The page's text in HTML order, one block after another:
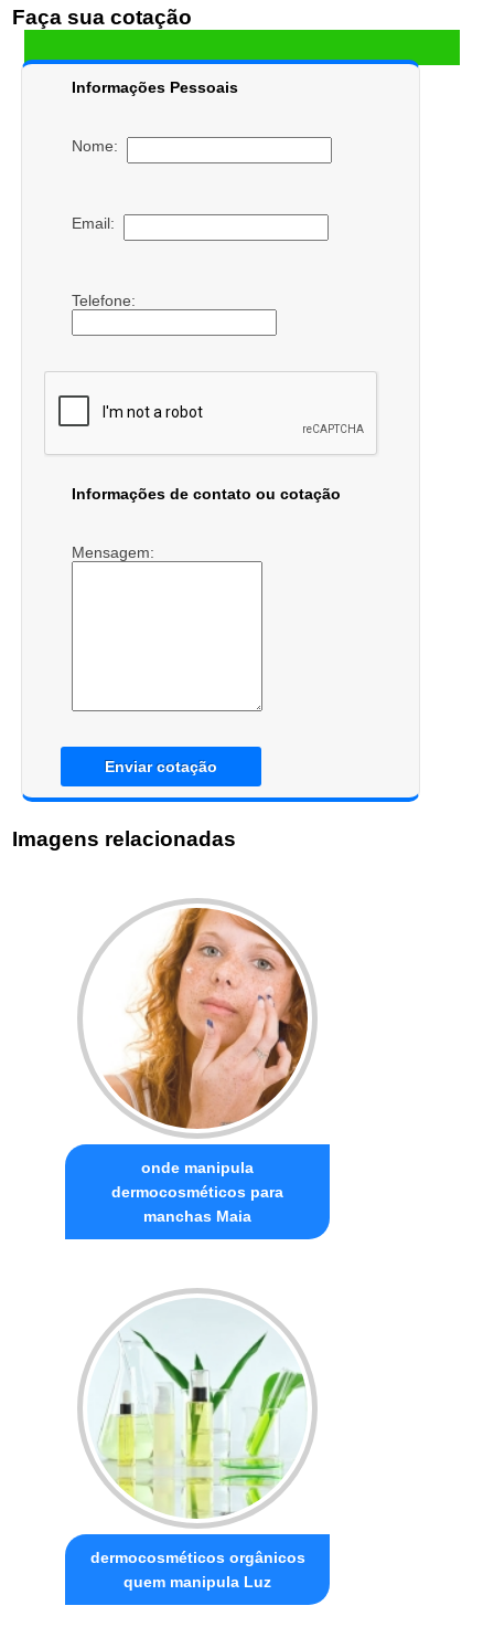
Faça sua cotação
Informações Pessoais
Nome:
Email:
Telefone:
Informações de contato ou cotação
Mensagem:
Enviar cotação
Imagens relacionadas
onde manipula
dermocosméticos para
manchas Maia
dermocosméticos orgânicos
quem manipula Luz